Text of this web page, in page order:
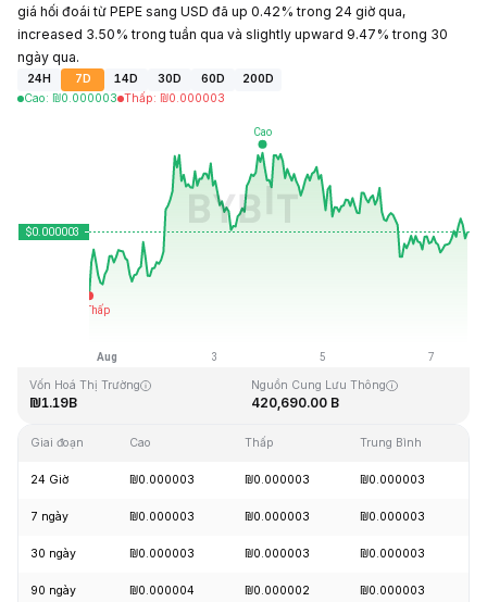
giá hối đoái từ PEPE sang USD đã up 0.42% trong 24 giờ qua,
increased 3.50% trong tuần qua và slightly upward 9.47% trong 30
ngày qua.
24H 7D 14D 30D 60D
200D
Cao: ₪0.000003 Thấp: ₪0.000003
Cập Nhật Lần Cuối: 2026-08-07, 15:48 GMT+0
₪0.000028 ₪0.000000
Vốn Hoá Thị Trường
₪1.19B
Nguồn Cung Lưu Thông
420,690.00 B
Giai đoạn Cao Thấp Trung Bình
24 Giờ ₪0.000003 ₪0.000003 ₪0.000003
7 ngày ₪0.000003 ₪0.000003 ₪0.000003
30 ngày ₪0.000003 ₪0.000003 ₪0.000003
90 ngày ₪0.000004 ₪0.000002 ₪0.000003